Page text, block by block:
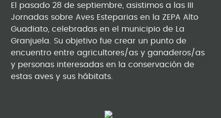
El pasado 28 de septiembre, asistimos a las III
Jornadas sobre Aves Esteparias en la ZEPA Alto
Guadiato, celebradas en el municipio de La
Granjuela. Su objetivo fue crear un punto de
encuentro entre agricultores/as y ganaderos/as
y personas interesadas en la conservación de
estas aves y sus hábitats.